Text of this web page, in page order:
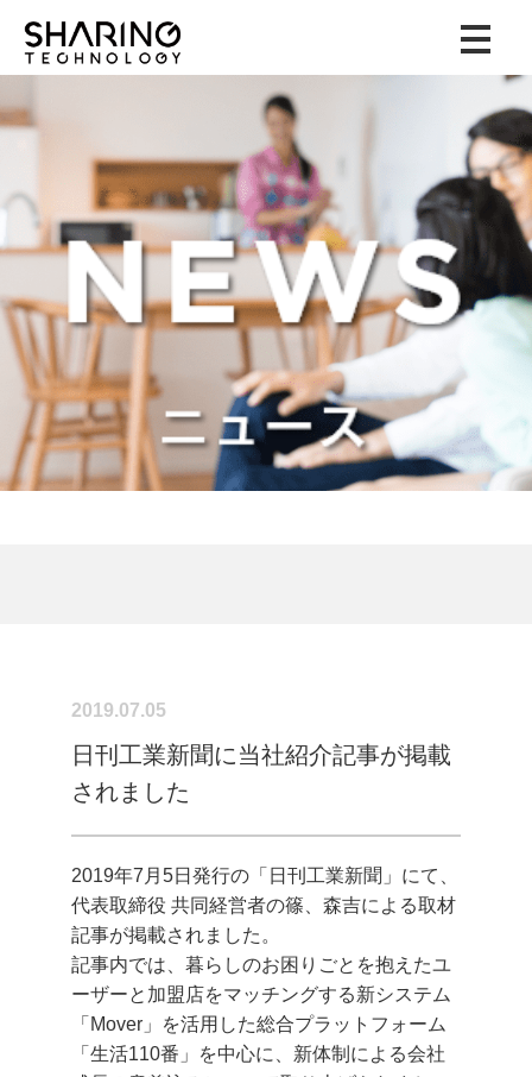
2019.07.05
日刊工業新聞に当社紹介記事が掲載
されました
2019年7月5日発行の「日刊工業新聞」にて、
代表取締役 共同経営者の篠、森吉による取材
記事が掲載されました。
記事内では、暮らしのお困りごとを抱えたユ
ーザーと加盟店をマッチングする新システム
「Mover」を活用した総合プラットフォーム
「生活110番」を中心に、新体制による会社